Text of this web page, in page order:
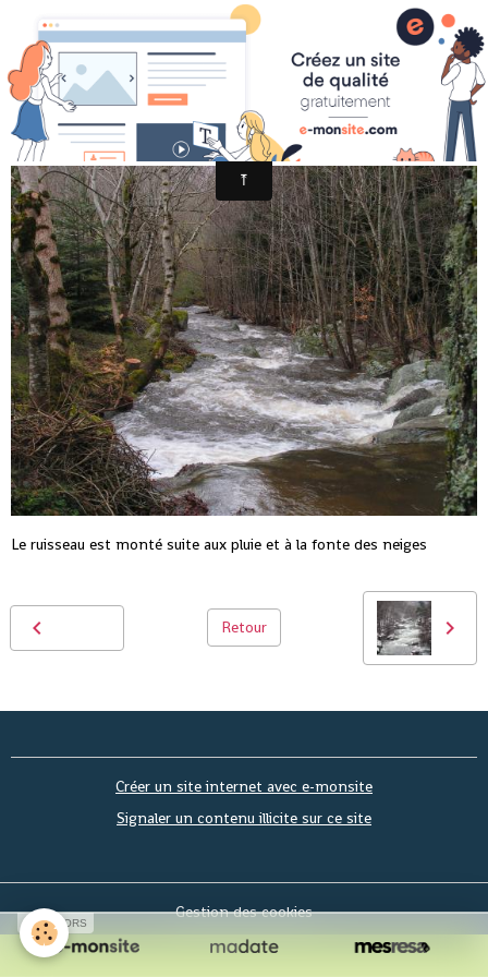
LE CROZOULOUS 26 MARS 2010
Le ruisseau est monté suite aux pluie et à la fonte des neiges
Retour
Créer un site internet avec e-monsite
Signaler un contenu illicite sur ce site
Gestion des cookies
SPONSORS